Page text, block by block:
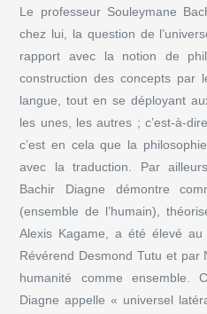
Le professeur Souleymane
chez lui, la question de
rapport avec la notion de
construction des concepts
langue, tout en se déployant
les unes, les autres ; c’est-à-
c’est en cela que la
avec la traduction. Par
Bachir Diagne démontre
(ensemble de l’humain),
Alexis Kagame, a été élevé
Révérend Desmond Tutu et par
humanité comme ensemble.
Diagne appelle « universel